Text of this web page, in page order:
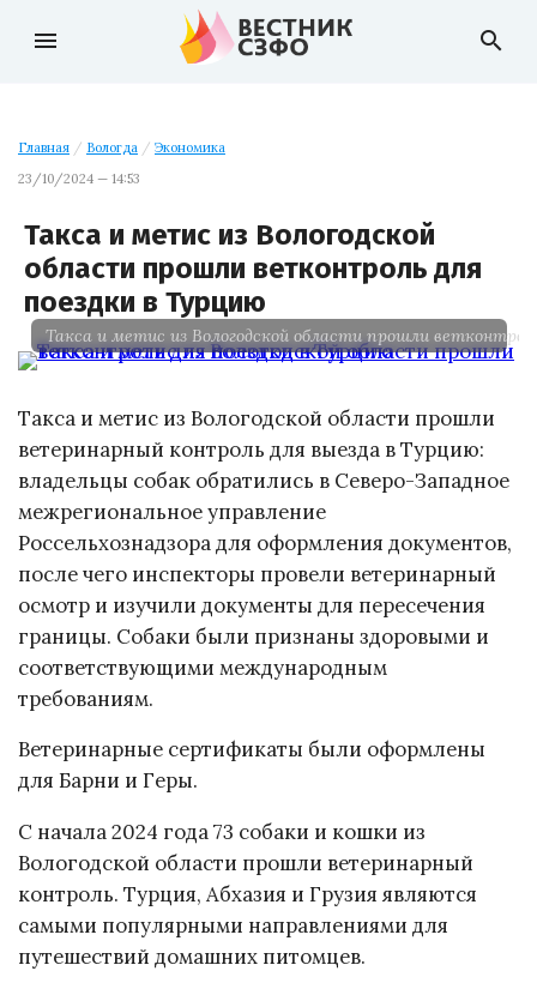
menu search
Главная / Вологда / Экономика
23/10/2024 — 14:53
Такса и метис из Вологодской
области прошли ветконтроль для
поездки в Турцию
Такса и метис из Вологодской области прошли
Такса и метис из Вологодской области прошли
ветеринарный контроль для выезда в Турцию:
владельцы собак обратились в Северо-Западное
межрегиональное управление
Россельхознадзора для оформления документов,
после чего инспекторы провели ветеринарный
осмотр и изучили документы для пересечения
границы. Собаки были признаны здоровыми и
соответствующими международным
требованиям.
Ветеринарные сертификаты были оформлены
для Барни и Геры.
С начала 2024 года 73 собаки и кошки из
Вологодской области прошли ветеринарный
контроль. Турция, Абхазия и Грузия являются
самыми популярными направлениями для
путешествий домашних питомцев.